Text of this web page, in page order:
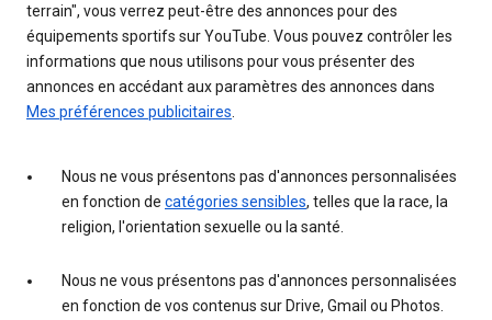
terrain", vous verrez peut-être des annonces pour des
équipements sportifs sur YouTube. Vous pouvez contrôler les
informations que nous utilisons pour vous présenter des
annonces en accédant aux paramètres des annonces dans
Mes préférences publicitaires
Nous ne vous présentons pas d'annonces personnalisées
en fonction de catégories sensibles, telles que la race, la
religion, l'orientation sexuelle ou la santé.
Nous ne vous présentons pas d'annonces personnalisées
en fonction de vos contenus sur Drive, Gmail ou Photos.